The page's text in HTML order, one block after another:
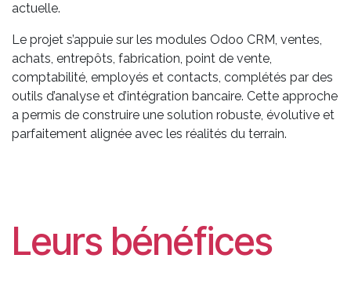
actuelle.
Le projet s’appuie sur les modules Odoo CRM, ventes,
achats, entrepôts, fabrication, point de vente,
comptabilité, employés et contacts, complétés par des
outils d’analyse et d’intégration bancaire. Cette approche
a permis de construire une solution robuste, évolutive et
parfaitement alignée avec les réalités du terrain.
Leurs bénéfices